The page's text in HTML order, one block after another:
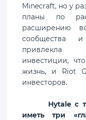
Minecraft, но у
планы по
расширению
сообщества
привлекла
инвестиции,
жизнь, и Riot
инвесторов.
Hytale с
иметь три